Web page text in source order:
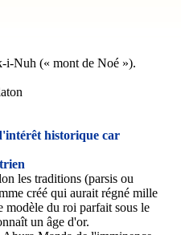
i-Nuh (« mont de Noé »).
historique car
les traditions (parsis ou
créé qui aurait régné mille
modèle du roi parfait sous le
un âge d'or.